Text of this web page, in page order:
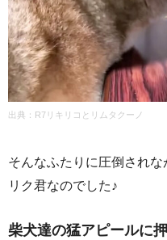
出典：R7リキリコとリムタクーノ
そんなふたりに圧倒され
リク君なのでした♪
柴犬達の猛アピールに